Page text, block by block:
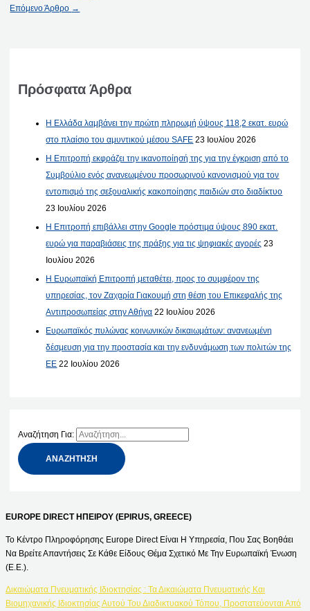
Επόμενο Άρθρο →
Πρόσφατα Άρθρα
Η Ελλάδα λαμβάνει την πρώτη πληρωμή ύψους 118,2 εκατ. ευρώ
στο πλαίσιο του αμυντικού μέσου SAFE 23 Ιουλίου 2026
Η Επιτροπή εκφράζει την ικανοποίησή της για την έγκριση από το
Συμβούλιο ενός ανανεωμένου προσωρινού κανονισμού για τον
εντοπισμό της σεξουαλικής κακοποίησης παιδιών στο διαδίκτυο
23 Ιουλίου 2026
Η Επιτροπή επιβάλλει στην Google πρόστιμα ύψους 890 εκατ.
ευρώ για παραβιάσεις της πράξης για τις ψηφιακές αγορές 23
Ιουλίου 2026
Η Ευρωπαϊκή Επιτροπή μεταθέτει, προς το συμφέρον της
υπηρεσίας, τον Ζαχαρία Γιακουμή στη θέση του Επικεφαλής της
Αντιπροσωπείας στην Αθήνα 22 Ιουλίου 2026
Ευρωπαϊκός πυλώνας κοινωνικών δικαιωμάτων: ανανεωμένη
δέσμευση για την προστασία και την ενδυνάμωση των πολιτών της
ΕΕ 22 Ιουλίου 2026
Αναζήτηση Για:
EUROPE DIRECT ΗΠΕΙΡΟΥ (EPIRUS, GREECE)
Το Κέντρο Πληροφόρησης Europe Direct Είναι Η Υπηρεσία, Που Σας Βοηθάει
Να Βρείτε Απαντήσεις Σε Κάθε Είδους Θέμα Σχετικό Με Την Ευρωπαϊκή Ένωση
(Ε.Ε.).
Δικαιώματα Πνευματικής Ιδιοκτησίας : Τα Δικαιώματα Πνευματικής Και
Βιομηχανικής Ιδιοκτησίας Αυτού Του Διαδικτυακού Τόπου, Προστατεύονται Από